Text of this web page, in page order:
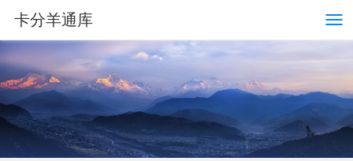
卡分羊通库